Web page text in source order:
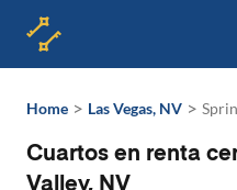
Home > Las Vegas, NV >
Cuartos en renta
Valley, NV